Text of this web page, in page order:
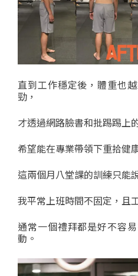
直到工作穩定後，體重也
勁，
才透過網路臉書和批踢踢上
希望能在專業帶領下重拾健
這兩個月八堂課的訓練只能
我平常上班時間不固定，且
通常一個禮拜都是好不容
動。